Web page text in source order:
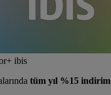
ibis
tüm yıl %15 indirim